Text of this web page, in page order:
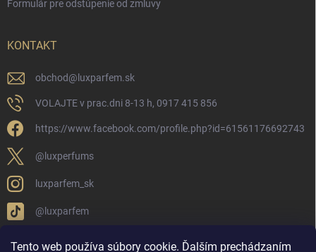
Tento web používa súbory cookie. Ďalším prechádzaním
Formulár pre odstúpenie od zmluvy
KONTAKT
obchod@ luxparfem.sk
VOLAJTE v prac.dni 8-13 h, 0917 415 856
https://www.facebook.com/profile.php?id=61561176692743
@luxperfums
luxparfem_sk
@luxparfem